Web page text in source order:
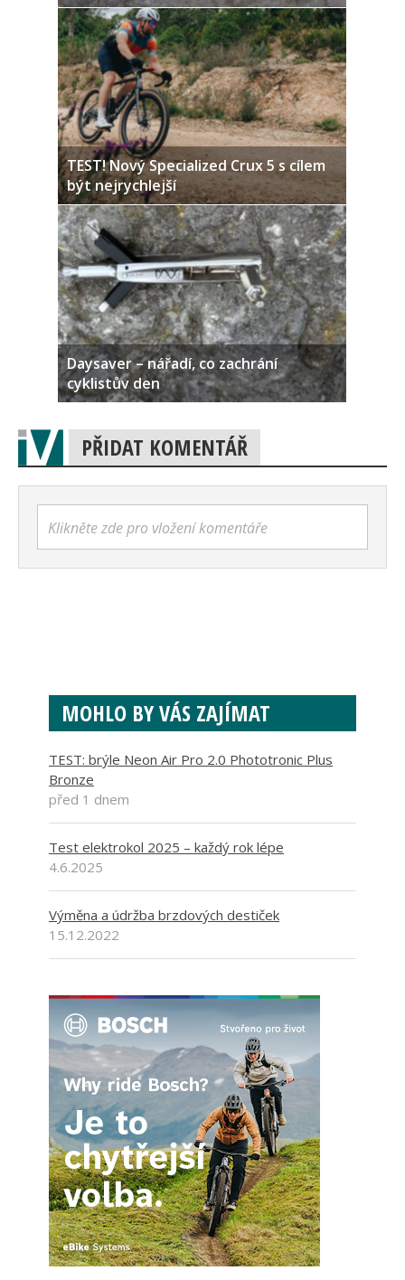
TEST! Nový Specialized Crux 5 s cílem
být nejrychlejší
Daysaver – nářadí, co zachrání
cyklistův den
PŘIDAT KOMENTÁŘ
Klikněte zde pro vložení komentáře
MOHLO BY VÁS ZAJÍMAT
TEST: brýle Neon Air Pro 2.0 Phototronic Plus
Bronze
před 1 dnem
Test elektrokol 2025 – každý rok lépe
4.6.2025
Výměna a údržba brzdových destiček
15.12.2022